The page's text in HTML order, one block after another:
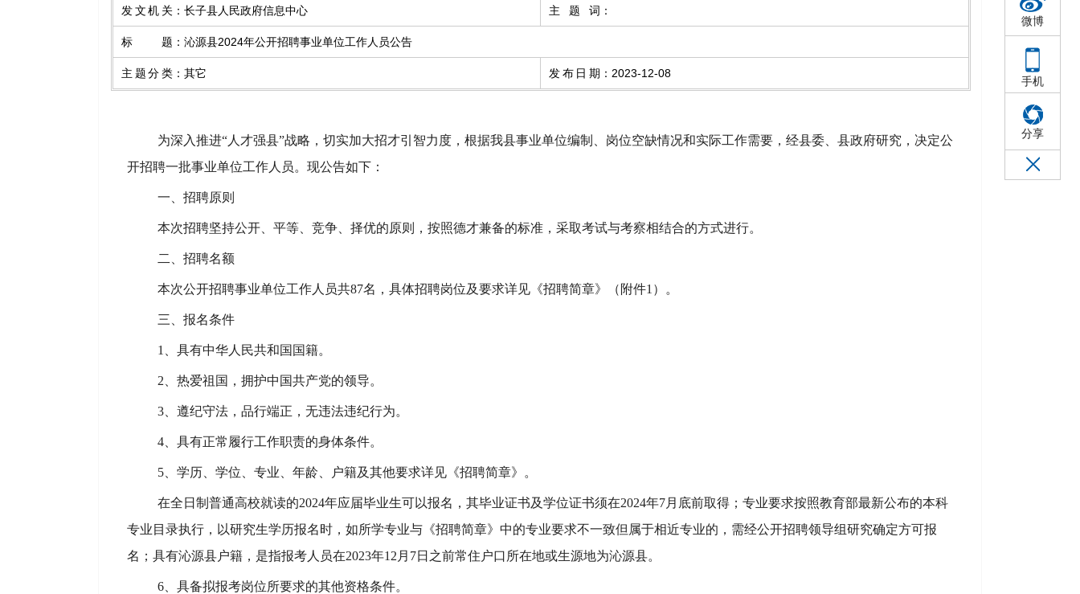
微博
手机
分享
发文机关 ： 长子县人民政府信息中心 主题词 ：
标题 ： 沁源县2024年公开招聘事业单位工作人员公告
主题分类 ： 其它 发布日期 ： 2023-12-08
为深入推进“人才强县”战略，切实加大招才引智力度，根据我县事业单位编制、岗位空缺情况和实际工作需要，经县委、县政府研究，决定公
开招聘一批事业单位工作人员。 现公告如下：
一、 招聘原则
本次招聘坚持公开、平等、竞争、择优的原则，按照德才兼备的标准，采取考试与考察相结合的方式进行。
二 、招聘名额
本次公开招聘事业单位工作人员共87名 ， 具体招聘岗位及要求详见《招聘简章》 （附件1 ） 。
三 、报名条件
1、具有中华人民共和国国籍。
2、热爱祖国，拥护中国共产党的领导。
3、遵纪守法，品行端正，无违法违纪行为。
4、具有正常履行工作职责的身体条件。
5、 学历 、学位、专业、年龄、 户籍及其他要求详见《招聘简章》 。
在全日制普通高校就读的2024年应届毕业生可以报名，其毕业证书及学位证书须在2024年7月底前取得；专业要求按照教育部最新公布的本科
专业目录执行，以研究生学历报名时，如所学专业与《招聘简章》中的专业要求不一致但属于相近专业的，需经公开招聘领导组研究确定方可报
名； 具有沁源县户籍，是指报考人员在2023年12月7日之前常住户口所在地或生源地为沁源县。
6、 具备拟报考岗位所要求的其他资格条件。